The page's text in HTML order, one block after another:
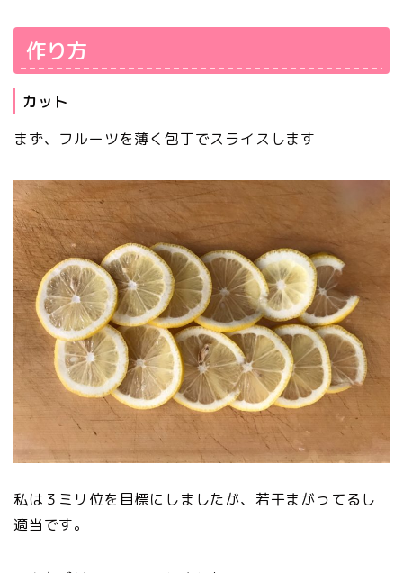
作り方
カット
まず、フルーツを薄く包丁でスライスします
私は３ミリ位を目標にしましたが、若干まがってるし
適当です。